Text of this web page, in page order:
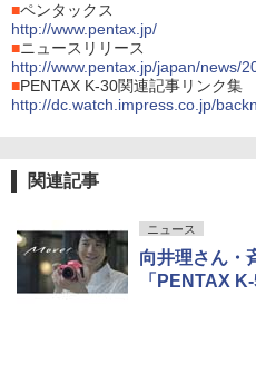
■ペンタックス
http://www.pentax.jp/
■ニュースリリース
http://www.pentax.jp/japan/news/
■PENTAX K-30関連記事リンク集
http://dc.watch.impress.co.jp/
関連記事
ニュース
向井理さん・
「PENTAX